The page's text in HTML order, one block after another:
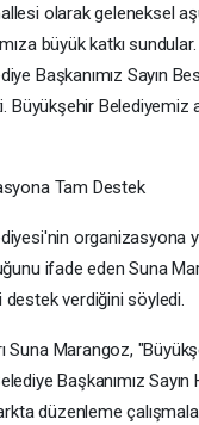
olarak geleneksel
büyük katkı
Başkanımız Sayın
Büyükşehir
Tam Destek
organizasyona
ifade eden Suna
destek verdiğini söyledi.
Suna Marangoz,
Başkanımız
parkta düzenleme